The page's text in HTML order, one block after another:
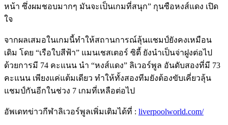
หน้า ซึ่งผมชอบมากๆ มันจะเป็นเกมที่สนุก” กุนซือหงส์แดง เปิด
ใจ
จากผลเสมอในเกมนี้ทำให้สถานการณ์ลุ้นแชมป์ยังคงเหมือน
เดิม โดย “เรือใบสีฟ้า” แมนเชสเตอร์ ซิตี้ ยังนำเป็นจ่าฝูงต่อไป
ด้วยการมี 74 คะแนน นำ “หงส์แดง” ลิเวอร์พูล อันดับสองที่มี 73
คะแนน เพียงแค่แต้มเดียว ทำให้ทั้งสองทีมยังต้องขับเคี่ยวลุ้น
แชมป์กันอีกในช่วง 7 เกมที่เหลือต่อไป
อัพเดทข่าวกีฬาลิเวอร์พูลเพิ่มเติมได้ที่ : liverpoolworld.com/